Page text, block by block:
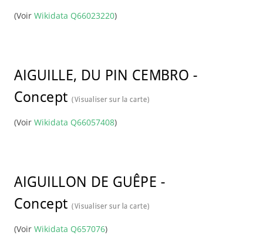
(Voir Wikidata Q66023220)
AIGUILLE, DU PIN CEMBRO -
Concept (Visualiser sur la carte)
(Voir Wikidata Q66057408)
AIGUILLON DE GUÊPE -
Concept (Visualiser sur la carte)
(Voir Wikidata Q657076)